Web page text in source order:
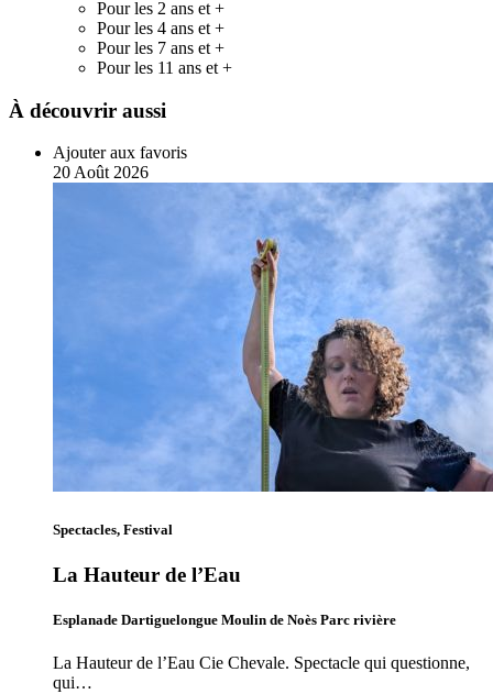
Pour les 2 ans et +
Pour les 4 ans et +
Pour les 7 ans et +
Pour les 11 ans et +
À découvrir aussi
Ajouter aux favoris
20 Août 2026
Spectacles, Festival
La Hauteur de l’Eau
Esplanade Dartiguelongue Moulin de Noès Parc rivière
La Hauteur de l’Eau Cie Chevale. Spectacle qui questionne,
qui…